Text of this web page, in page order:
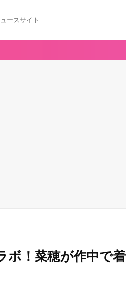
ースサイト
ボ！菜穂が作中で着